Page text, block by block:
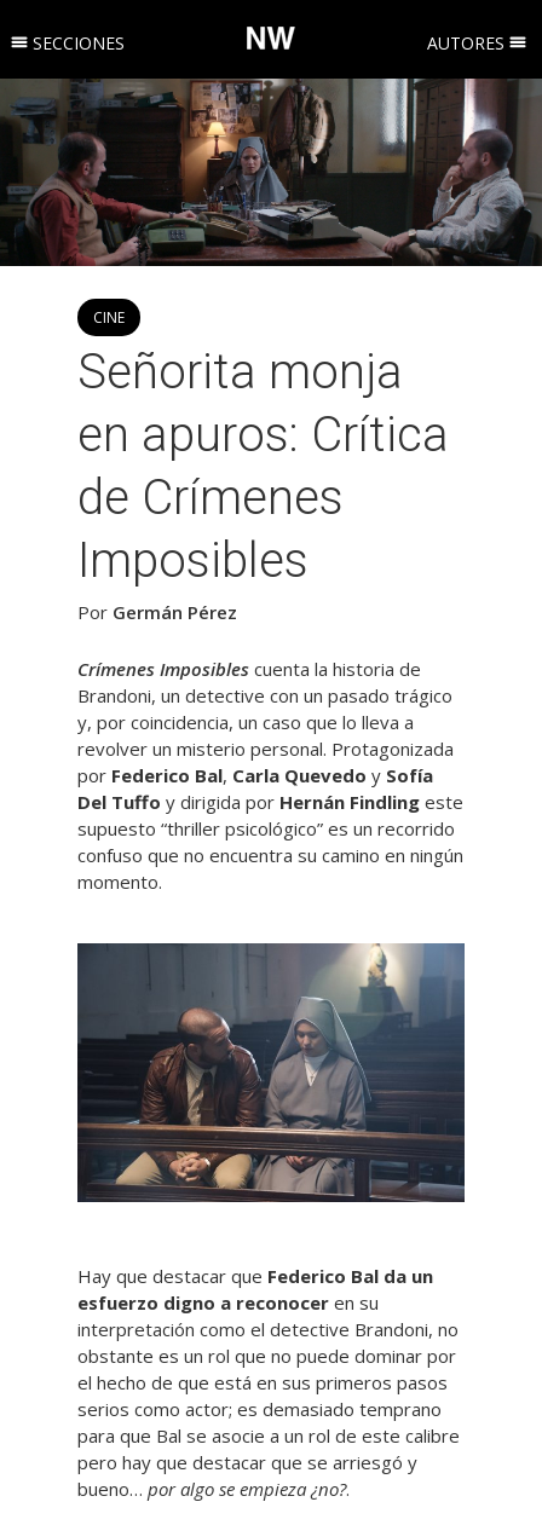
SECCIONES AUTORES
CINE
Señorita monja
en apuros: Crítica
de Crímenes
Imposibles
Por Germán Pérez
Crímenes Imposibles cuenta la historia de
Brandoni, un detective con un pasado trágico
y, por coincidencia, un caso que lo lleva a
revolver un misterio personal. Protagonizada
por Federico Bal, Carla Quevedo y Sofía
Del Tuffo y dirigida por Hernán Findling este
supuesto “thriller psicológico” es un recorrido
confuso que no encuentra su camino en ningún
momento.
Hay que destacar que Federico Bal da un
esfuerzo digno a reconocer en su
interpretación como el detective Brandoni, no
obstante es un rol que no puede dominar por
el hecho de que está en sus primeros pasos
serios como actor; es demasiado temprano
para que Bal se asocie a un rol de este calibre
pero hay que destacar que se arriesgó y
bueno… por algo se empieza ¿no?.